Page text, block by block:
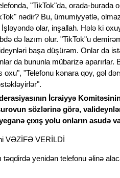
"TikTok"da, orada-burada
nədir? Bu, ümumiyyətlə,
olar, inşallah. Hələ ki
də lazım olur. "TikTok"u
başa düşürəm. Onlar da
da bununla mübarizə
oxu", "Telefonu kənara qoy, gəl
İcraiyyə
sözlərinə görə,
çıxış yolu onların asudə
təqdirdə yenidən telefonu əlinə